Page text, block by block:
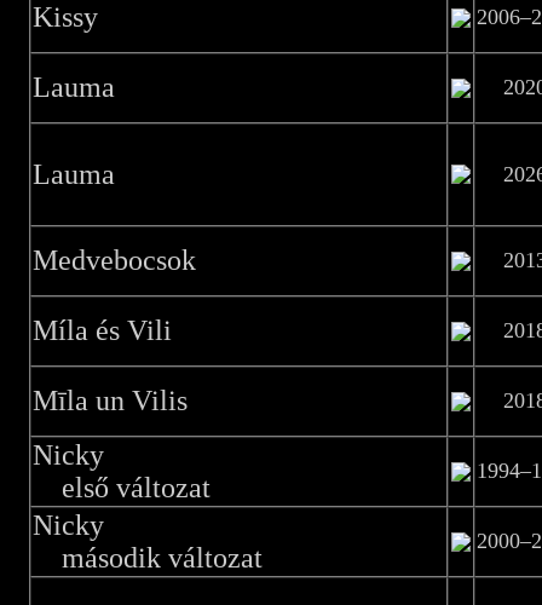
Kissy
Lauma
Lauma
Medvebocsok
Míla és Vili
Mīla un Vilis
Nicky
első változat
Nicky
második változat